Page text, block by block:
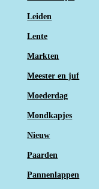
Leiden
Lente
Markten
Meester en juf
Moederdag
Mondkapjes
Nieuw
Paarden
Pannenlappen